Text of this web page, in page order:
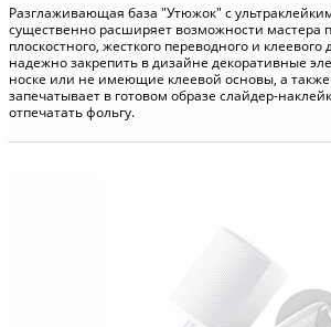
Разглаживающая база "Утюжок" с
существенно расширяет возможности мастера
плоскостного, жесткого переводного и
надежно закрепить в дизайне декоративные
носке или не имеющие клеевой основы, а
запечатывает в готовом образе слайдер-
отпечатать фольгу.